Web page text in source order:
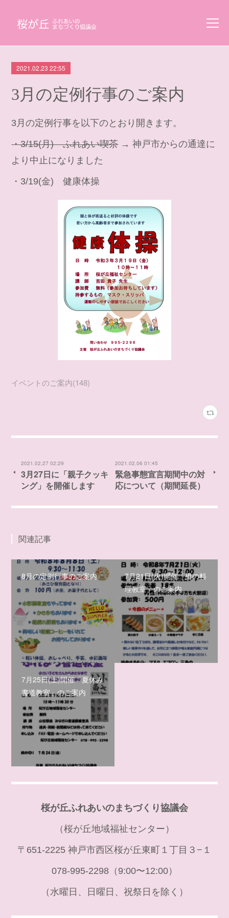
2021.02.23 22:55
3月の定例行事のご案内
3月の定例行事を以下のとおり開きます。
・3/15(月) ふれあい喫茶→ 神戸市からの通達に
より中止になりました
・3/19(金) 健康体操
イベントのご案内(148)
2021.02.27 02:29
3月27日に「親子クッキ
ング」を開催します
2021.02.06 01:45
緊急事態宣言期間中の対
応について（期間延長）
関連記事
8月の定例行事のご案内
7月21日(火)開催「男の料
理教室」のご案内
7月25日(土)開催「夏休み
書道教室」のご案内
桜が丘ふれあいのまちづくり協議会
（桜が丘地域福祉センター）
〒651-2225 神戸市西区桜が丘東町１丁目３−１
078-995-2298（9:00〜12:00）
（水曜日、日曜日、祝祭日を除く）